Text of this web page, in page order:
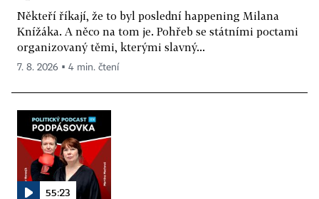
Někteří říkají, že to byl poslední happening Milana
Knížáka. A něco na tom je. Pohřeb se státními poctami
organizovaný těmi, kterými slavný...
7. 8. 2026 ▪ 4 min. čtení
55:23